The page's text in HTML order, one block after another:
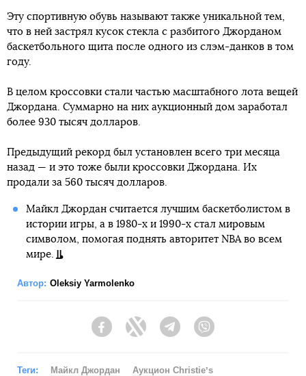
Эту спортивную обувь называют также уникальной тем,
что в ней застрял кусок стекла с разбитого Джорданом
баскетбольного щита после одного из слэм-данков в том
году.
В целом кроссовки стали частью масштабного лота вещей
Джордана. Суммарно на них аукционный дом заработал
более 930 тысяч долларов.
Предыдущий рекорд был установлен всего три месяца
назад — и это тоже были кроссовки Джордана. Их
продали за 560 тысяч долларов.
Майкл Джордан считается лучшим баскетболистом в
истории игры, а в 1980-х и 1990-х стал мировым
символом, помогая поднять авторитет NBA во всем
мире.
Автор: Oleksiy Yarmolenko
FacebookTwitter Telegram
Теги: Майкл Джордан Аукцион Christieʼs